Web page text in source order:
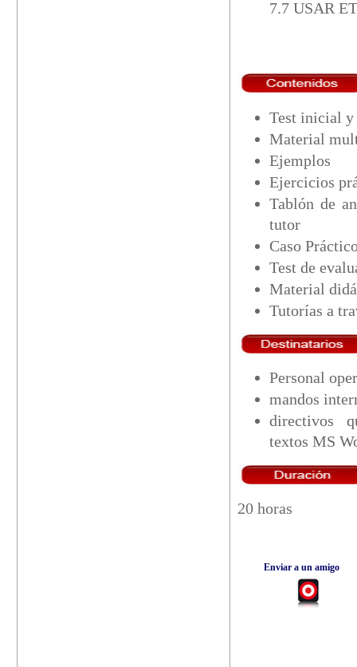
7.7 USAR
Test inicial y
Material
Ejemplos
Ejercicios
Tablón de
tutor
Caso
Test de
Material
Tutorías a
Personal
mandos
directivos
textos MS
20 horas
Enviar a un amigo